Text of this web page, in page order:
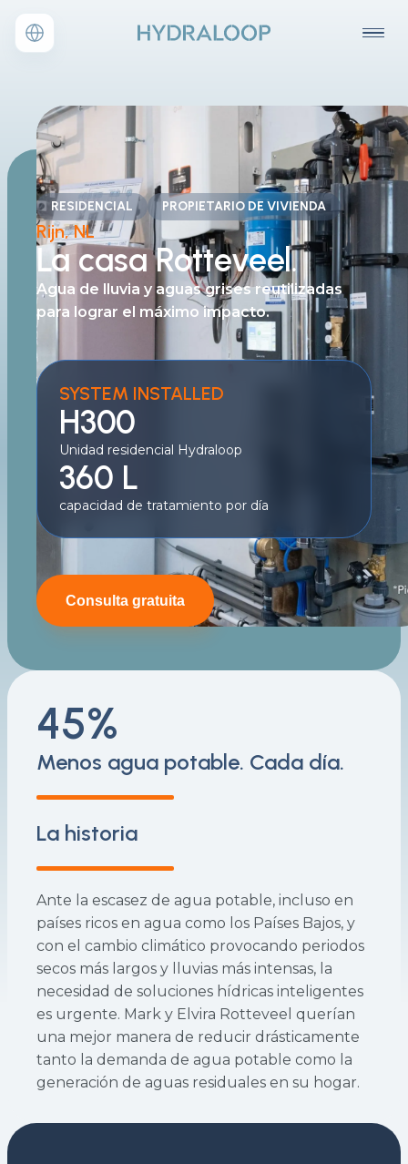
RESIDENCIAL PROPIETARIO DE VIVIENDA
Rijn, NL
La casa Rotteveel.
Agua de lluvia y aguas grises reutilizadas
para lograr el máximo impacto.
SYSTEM INSTALLED
H300
Unidad residencial Hydraloop
360 L
capacidad de tratamiento por día
Consulta gratuita
45%
Menos agua potable. Cada día.
La historia
Ante la escasez de agua potable, incluso en
países ricos en agua como los Países Bajos, y
con el cambio climático provocando periodos
secos más largos y lluvias más intensas, la
necesidad de soluciones hídricas inteligentes
es urgente. Mark y Elvira Rotteveel querían
una mejor manera de reducir drásticamente
tanto la demanda de agua potable como la
generación de aguas residuales en su hogar.